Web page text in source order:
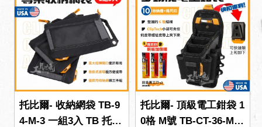
托比爾- 收納網袋 TB-9
4-M-3 一組3入 TB 托比
托比爾- 頂級電工鉗袋 1
0格 M號 TB-CT-36-M10